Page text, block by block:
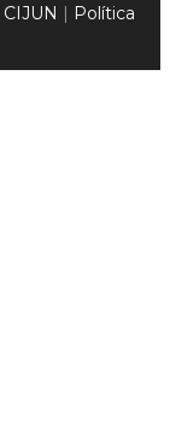
CIJUN | Política